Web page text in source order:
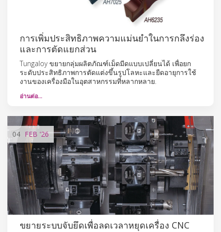
การเพิ่มประสิทธิภาพความแม่นยำในการกลึงร่อง
และการตัดแยกส่วน
Tungaloy ขยายกลุ่มผลิตภัณฑ์เม็ดมีดแบบเปลี่ยนได้ เพื่อยก
ระดับประสิทธิภาพการตัดแต่งขึ้นรูปโลหะและยืดอายุการใช้
งานของเครื่องมือในอุตสาหกรรมที่หลากหลาย.
อ่านต่อ…
04 FEB '26
ขยายระบบจับยึดเพื่อลดเวลาหยุดเครื่อง CNC